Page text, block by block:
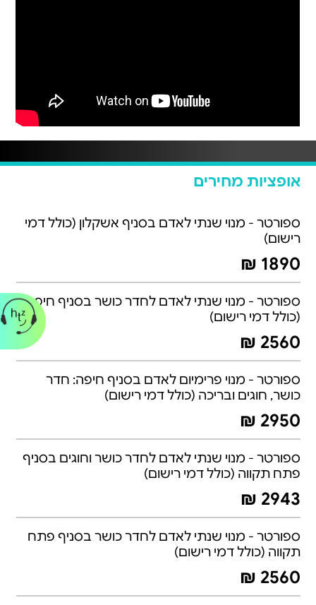
אופציות מחירים
ספורטר - מנוי שנתי לאדם בסניף אשקלון (כולל דמי
רישום)
1890 ₪
ספורטר - מנוי שנתי לאדם לחדר כושר בסניף חיפה
(כולל דמי רישום)
2560 ₪
ספורטר - מנוי פרימיום לאדם בסניף חיפה: חדר
כושר, חוגים ובריכה (כולל דמי רישום)
2950 ₪
ספורטר - מנוי שנתי לאדם לחדר כושר וחוגים בסניף
פתח תקווה (כולל דמי רישום)
2943 ₪
ספורטר - מנוי שנתי לאדם לחדר כושר בסניף פתח
תקווה (כולל דמי רישום)
2560 ₪